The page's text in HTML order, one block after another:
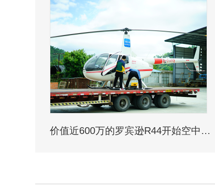
价值近600万的罗宾逊R44开始空中飞播造林